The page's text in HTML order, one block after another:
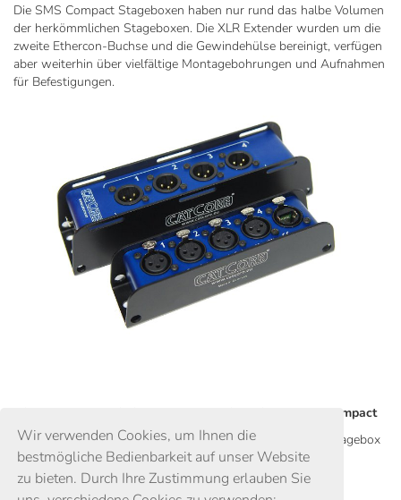
Wir verwenden Cookies, um Ihnen die
bestmögliche Bedienbarkeit auf unser Website
zu bieten. Durch Ihre Zustimmung erlauben Sie
Die SMS Compact Stageboxen haben nur rund das halbe Volumen
der herkömmlichen Stageboxen. Die XLR Extender wurden um die
zweite Ethercon-Buchse und die Gewindehülse bereinigt, verfügen
aber weiterhin über vielfältige Montagebohrungen und Aufnahmen
für Befestigungen.
Milos Steeltruss Pin im Größenvergleich mit CatCore Compact
Größenvergleich zwischen einer CatCore SMS-Compact-Stagebox
und einem Trusspin
z.B. für Milos QT QT Steeltruss